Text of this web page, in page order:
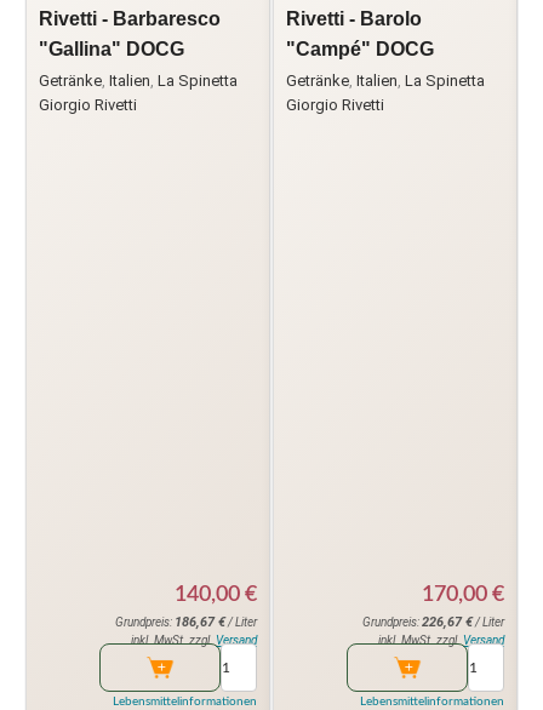
Rivetti - Barbaresco
"Gallina" DOCG
Getränke, Italien, La Spinetta
Giorgio Rivetti
140,00 €
Grundpreis: 186,67€/ Liter
inkl. MwSt. zzgl. Versand
Lebensmittelinformationen
Rivetti - Barolo
"Campé" DOCG
Getränke, Italien, La Spinetta
Giorgio Rivetti
170,00 €
Grundpreis:226,67€/ Liter
inkl. MwSt. zzgl. Versand
Lebensmittelinformationen